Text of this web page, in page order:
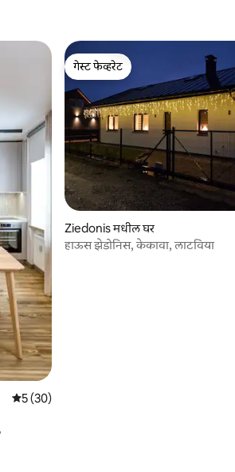
5 पैकी 5 सरासरी रेटिंग, 30 रिव्ह्यूज
5 (30)
गेस्ट फेव्हरेट
गेस्ट फेव्हरेट
Ziedonis मधील घर
हाऊस झेडोनिस, केकावा, लाटविया